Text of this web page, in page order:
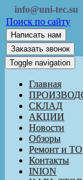
info@uni-tec.su
Поиск по сайту
Написать нам
Заказать звонок
Toggle navigation
Главная
СКЛАД
АКЦИИ
Новости
Обзоры
Ремонт и ТО
Контакты
INION